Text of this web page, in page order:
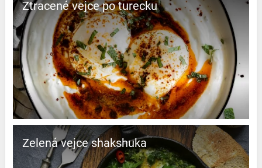
Ztracené vejce po turecku
Zelená vejce shakshuka